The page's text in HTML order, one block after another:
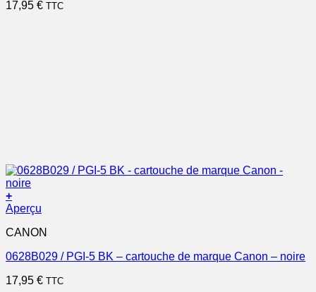
17,95 € TTC
+
Aperçu
CANON
0628B029 / PGI-5 BK – cartouche de marque Canon – noire
17,95 € TTC